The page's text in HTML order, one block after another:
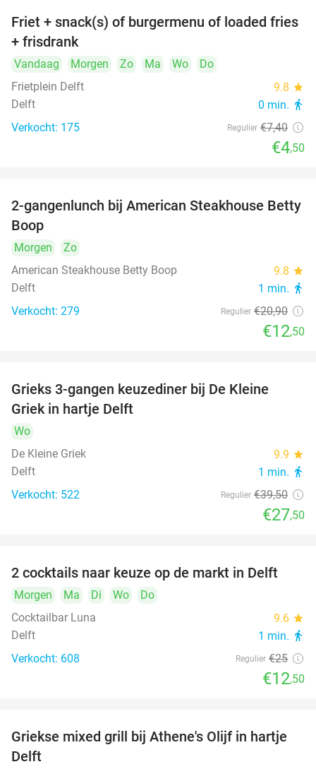
39%
Friet + snack(s) of burgermenu of loaded fries
+ frisdrank
Vandaag Morgen Zo Ma Wo
Do
Frietplein Delft
9.8 star
Delft 0 min. directions_walk
Verkocht: 175 Regulier €7,40
€4,50
40%
2-gangenlunch bij American Steakhouse Betty
Boop
Morgen
Zo
American Steakhouse Betty Boop
9.8 star
Delft 1 min. directions_walk
Verkocht: 279 Regulier €20,90
€12,50
Grieks 3-gangen keuzediner bij De Kleine
Griek in hartje Delft
Wo
De Kleine Griek
9.9 star
Delft 1 min. directions_walk
Verkocht: 522 Regulier €39,50
€27,50
50%
2 cocktails naar keuze op de markt in Delft
Morgen Ma Di Wo
Do
Cocktailbar Luna
9.6 star
Delft 1 min. directions_walk
Verkocht: 608 Regulier €25
€12,50
26%
Griekse mixed grill bij Athene's Olijf in hartje
Delft